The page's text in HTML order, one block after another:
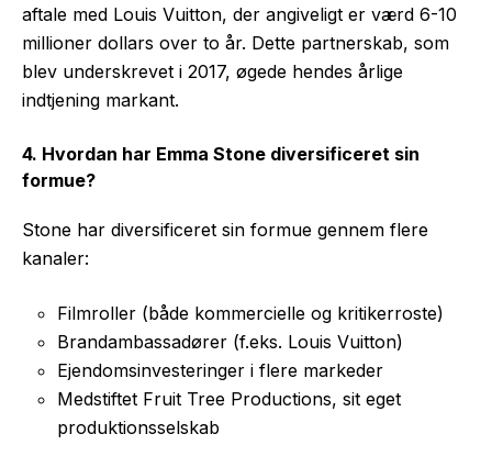
aftale med Louis Vuitton, der angiveligt er værd 6-10
millioner dollars over to år. Dette partnerskab, som
blev underskrevet i 2017, øgede hendes årlige
indtjening markant.
4. Hvordan har Emma Stone diversificeret sin
formue?
Stone har diversificeret sin formue gennem flere
kanaler:
Filmroller (både kommercielle og kritikerroste)
Brandambassadører (f.eks. Louis Vuitton)
Ejendomsinvesteringer i flere markeder
Medstiftet Fruit Tree Productions, sit eget
produktionsselskab